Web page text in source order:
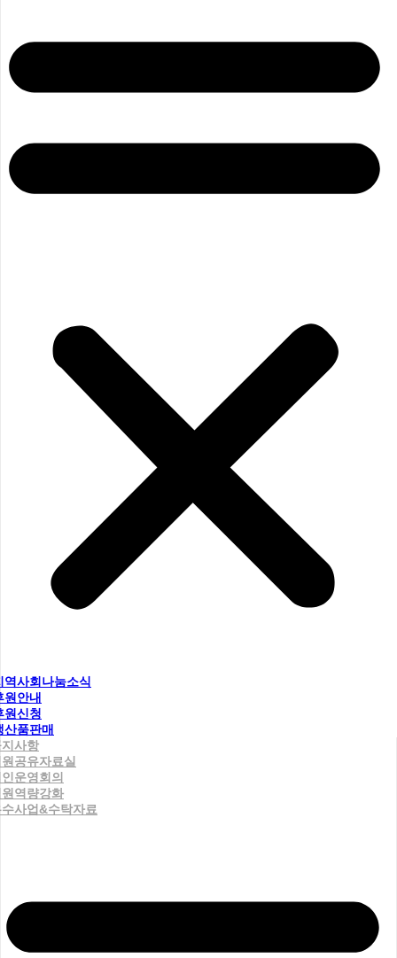
역사회나눔소식
원안내
원신청
산품판매
사항
공유자료실
운영회의
역량강화
사업&수탁자료